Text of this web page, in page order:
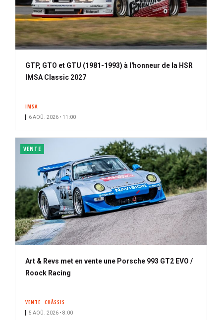
GTP, GTO et GTU (1981-1993) à l'honneur de la HSR
IMSA Classic 2027
IMSA
6 AOÛ. 2026 • 11:00
VENTE
Art & Revs met en vente une Porsche 993 GT2 EVO /
Roock Racing
VENTE CHÂSSIS
5 AOÛ. 2026 • 8:00